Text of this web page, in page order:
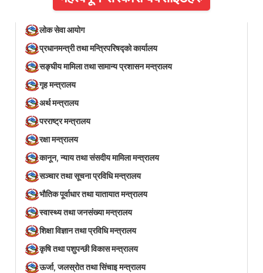
लोक सेवा आयोग
प्रधानमन्त्री तथा मन्त्रिपरिषद्को कार्यालय
सङ्घीय मामिला तथा सामान्य प्रशासन मन्त्रालय
गृह मन्त्रालय
अर्थ मन्त्रालय
परराष्ट्र मन्त्रालय
रक्षा मन्त्रालय
कानून, न्याय तथा संसदीय मामिला मन्त्रालय
सञ्‍चार तथा सूचना प्रविधि मन्त्रालय
भौतिक पूर्वाधार तथा यातायात मन्त्रालय
स्वास्थ्य तथा जनसंख्या मन्त्रालय
शिक्षा विज्ञान तथा प्रविधि मन्त्रालय
कृषि तथा पशुपन्छी विकास मन्त्रालय
ऊर्जा, जलस्रोत तथा सिंचाइ मन्त्रालय